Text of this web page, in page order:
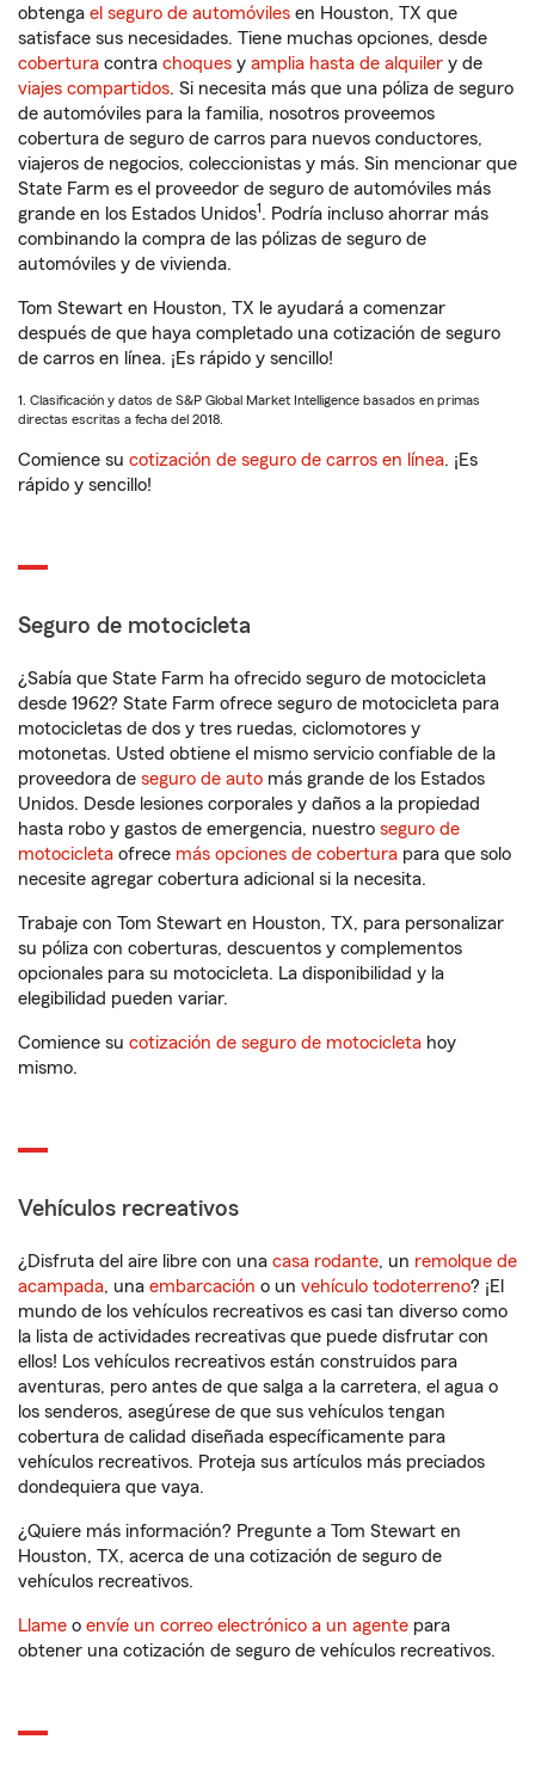
obtenga el seguro de automóviles en Houston, TX que
satisface sus necesidades. Tiene muchas opciones, desde
cobertura contra choques y amplia hasta de alquiler y de
viajes compartidos. Si necesita más que una póliza de seguro
de automóviles para la familia, nosotros proveemos
cobertura de seguro de carros para nuevos conductores,
viajeros de negocios, coleccionistas y más. Sin mencionar que
State Farm es el proveedor de seguro de automóviles más
grande en los Estados Unidos1 . Podría incluso ahorrar más
combinando la compra de las pólizas de seguro de
automóviles y de vivienda.
Tom Stewart en Houston, TX le ayudará a comenzar
después de que haya completado una cotización de seguro
de carros en línea. ¡Es rápido y sencillo!
1. Clasificación y datos de S&P Global Market Intelligence basados en primas
directas escritas a fecha del 2018.
Comience su cotización de seguro de carros en línea. ¡Es
rápido y sencillo!
Seguro de motocicleta
¿Sabía que State Farm ha ofrecido seguro de motocicleta
desde 1962? State Farm ofrece seguro de motocicleta para
motocicletas de dos y tres ruedas, ciclomotores y
motonetas. Usted obtiene el mismo servicio confiable de la
proveedora de seguro de auto más grande de los Estados
Unidos. Desde lesiones corporales y daños a la propiedad
hasta robo y gastos de emergencia, nuestro seguro de
motocicleta ofrece más opciones de cobertura para que solo
necesite agregar cobertura adicional si la necesita.
Trabaje con Tom Stewart en Houston, TX, para personalizar
su póliza con coberturas, descuentos y complementos
opcionales para su motocicleta. La disponibilidad y la
elegibilidad pueden variar.
Comience su cotización de seguro de motocicleta hoy
mismo.
Vehículos recreativos
¿Disfruta del aire libre con una casa rodante, un remolque de
acampada, una embarcación o un vehículo todoterreno? ¡El
mundo de los vehículos recreativos es casi tan diverso como
la lista de actividades recreativas que puede disfrutar con
ellos! Los vehículos recreativos están construidos para
aventuras, pero antes de que salga a la carretera, el agua o
los senderos, asegúrese de que sus vehículos tengan
cobertura de calidad diseñada específicamente para
vehículos recreativos. Proteja sus artículos más preciados
dondequiera que vaya.
¿Quiere más información? Pregunte a Tom Stewart en
Houston, TX, acerca de una cotización de seguro de
vehículos recreativos.
Llame o envíe un correo electrónico a un agente para
obtener una cotización de seguro de vehículos recreativos.